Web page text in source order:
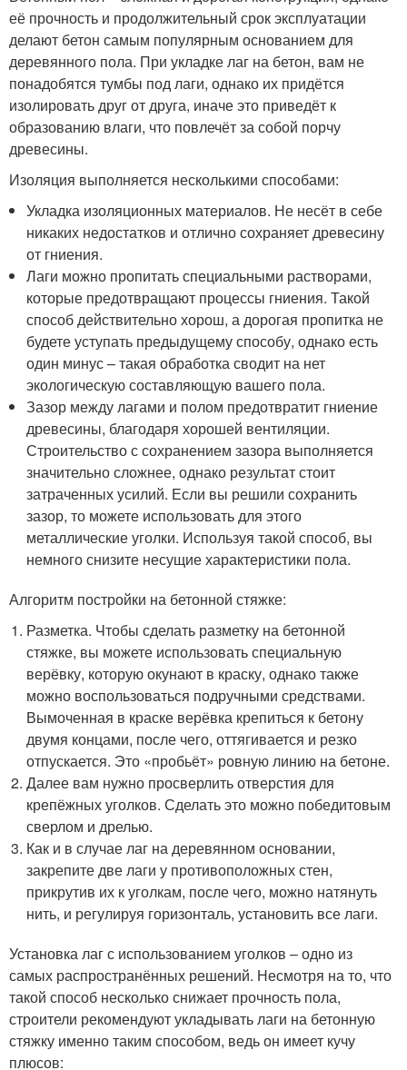
её прочность и продолжительный срок эксплуатации
делают бетон самым популярным основанием для
деревянного пола. При укладке лаг на бетон, вам не
понадобятся тумбы под лаги, однако их придётся
изолировать друг от друга, иначе это приведёт к
образованию влаги, что повлечёт за собой порчу
древесины.
Изоляция выполняется несколькими способами:
Укладка изоляционных материалов. Не несёт в себе
никаких недостатков и отлично сохраняет древесину
от гниения.
Лаги можно пропитать специальными растворами,
которые предотвращают процессы гниения. Такой
способ действительно хорош, а дорогая пропитка не
будете уступать предыдущему способу, однако есть
один минус – такая обработка сводит на нет
экологическую составляющую вашего пола.
Зазор между лагами и полом предотвратит гниение
древесины, благодаря хорошей вентиляции.
Строительство с сохранением зазора выполняется
значительно сложнее, однако результат стоит
затраченных усилий. Если вы решили сохранить
зазор, то можете использовать для этого
металлические уголки. Используя такой способ, вы
немного снизите несущие характеристики пола.
Алгоритм постройки на бетонной стяжке:
Разметка. Чтобы сделать разметку на бетонной
стяжке, вы можете использовать специальную
верёвку, которую окунают в краску, однако также
можно воспользоваться подручными средствами.
Вымоченная в краске верёвка крепиться к бетону
двумя концами, после чего, оттягивается и резко
отпускается. Это «пробьёт» ровную линию на бетоне.
Далее вам нужно просверлить отверстия для
крепёжных уголков. Сделать это можно победитовым
сверлом и дрелью.
Как и в случае лаг на деревянном основании,
закрепите две лаги у противоположных стен,
прикрутив их к уголкам, после чего, можно натянуть
нить, и регулируя горизонталь, установить все лаги.
Установка лаг с использованием уголков – одно из
самых распространённых решений. Несмотря на то, что
такой способ несколько снижает прочность пола,
строители рекомендуют укладывать лаги на бетонную
стяжку именно таким способом, ведь он имеет кучу
плюсов: